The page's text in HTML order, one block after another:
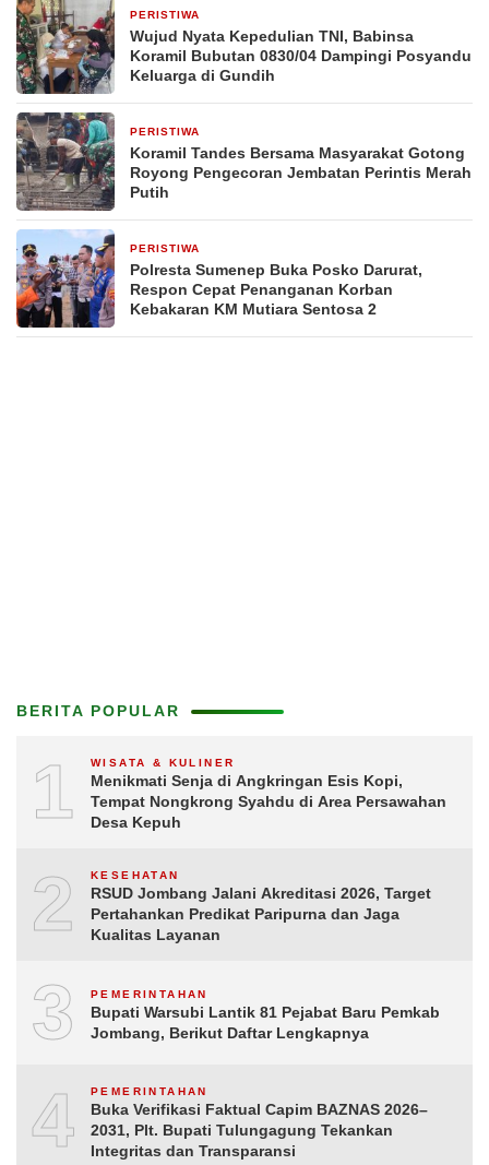
PERISTIWA
Wujud Nyata Kepedulian TNI, Babinsa
Koramil Bubutan 0830/04 Dampingi Posyandu
Keluarga di Gundih
PERISTIWA
Koramil Tandes Bersama Masyarakat Gotong
Royong Pengecoran Jembatan Perintis Merah
Putih
PERISTIWA
Polresta Sumenep Buka Posko Darurat,
Respon Cepat Penanganan Korban
Kebakaran KM Mutiara Sentosa 2
BERITA POPULAR
1 WISATA & KULINER
Menikmati Senja di Angkringan Esis Kopi,
Tempat Nongkrong Syahdu di Area Persawahan
Desa Kepuh
2 KESEHATAN
RSUD Jombang Jalani Akreditasi 2026, Target
Pertahankan Predikat Paripurna dan Jaga
Kualitas Layanan
3 PEMERINTAHAN
Bupati Warsubi Lantik 81 Pejabat Baru Pemkab
Jombang, Berikut Daftar Lengkapnya
4 PEMERINTAHAN
Buka Verifikasi Faktual Capim BAZNAS 2026–
2031, Plt. Bupati Tulungagung Tekankan
Integritas dan Transparansi